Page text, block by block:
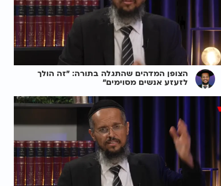
הצופן המדהים שהתגלה בתורה: "זה הולך
לזעזע אנשים מסוימים"